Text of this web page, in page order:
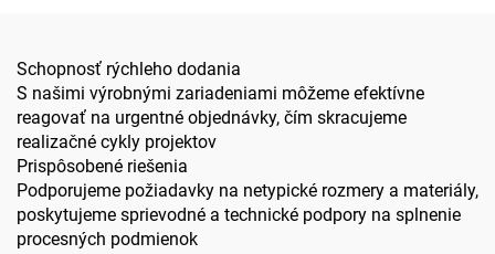
pevnosťou, odolnosťou
voči korózii, jednoduchou
inštaláciou a možnosťou
rozmerového nastavenia
Schopnosť rýchleho dodania
S našimi výrobnými zariadeniami môžeme efektívne
reagovať na urgentné objednávky, čím skracujeme
realizačné cykly projektov
Prispôsobené riešenia
Podporujeme požiadavky na netypické rozmery a materiály,
poskytujeme sprievodné a technické podpory na splnenie
procesných podmienok